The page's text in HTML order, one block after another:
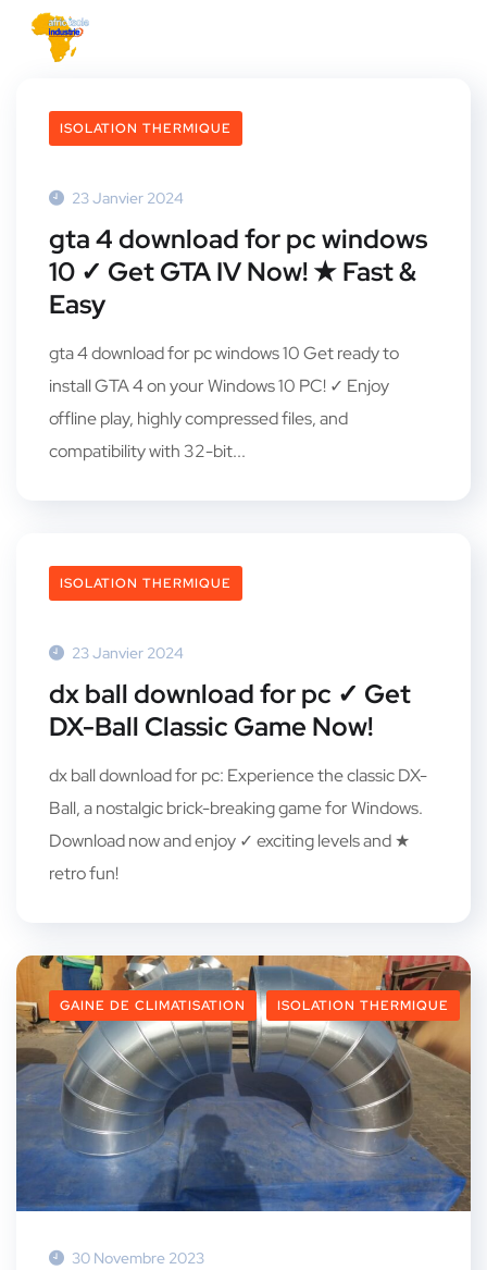
ISOLATION THERMIQUE
23 Janvier 2024
gta 4 download for pc windows
10 ✓ Get GTA IV Now! ★ Fast &
Easy
gta 4 download for pc windows 10 Get ready to
install GTA 4 on your Windows 10 PC! ✓ Enjoy
offline play, highly compressed files, and
compatibility with 32-bit...
ISOLATION THERMIQUE
23 Janvier 2024
dx ball download for pc ✓ Get
DX-Ball Classic Game Now!
dx ball download for pc: Experience the classic DX-
Ball, a nostalgic brick-breaking game for Windows.
Download now and enjoy ✓ exciting levels and ★
retro fun!
GAINE DE CLIMATISATION ISOLATION THERMIQUE
30 Novembre 2023